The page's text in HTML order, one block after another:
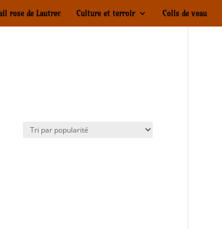
rose de Lautrec Culture et terroir Colis de veau